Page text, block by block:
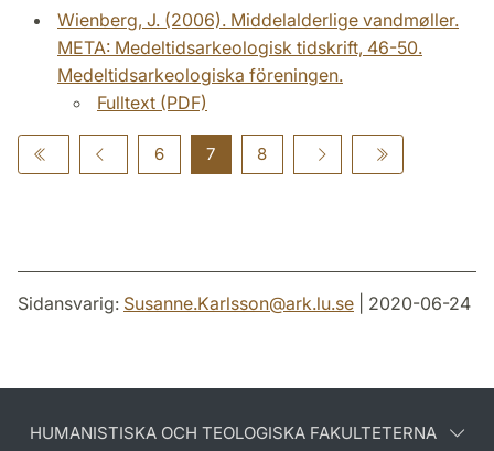
Wienberg, J. (2006). Middelalderlige vandmøller.
META: Medeltidsarkeologisk tidskrift, 46-50.
Medeltidsarkeologiska föreningen.
Fulltext (PDF)
6 7 8
Sidansvarig: Susanne.Karlsson@ark.lu.se | 2020-06-24
HUMANISTISKA OCH TEOLOGISKA FAKULTETERNA